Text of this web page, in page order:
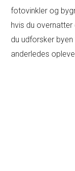
fotovinkler og
hvis du
du udforsker
anderledes